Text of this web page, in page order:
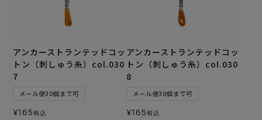
アンカーストランテッドコッ
トン（刺しゅう糸）col.030
7
メール便30個まで可
¥165税込
アンカーストランテッドコッ
トン（刺しゅう糸）col.030
8
メール便30個まで可
¥165税込